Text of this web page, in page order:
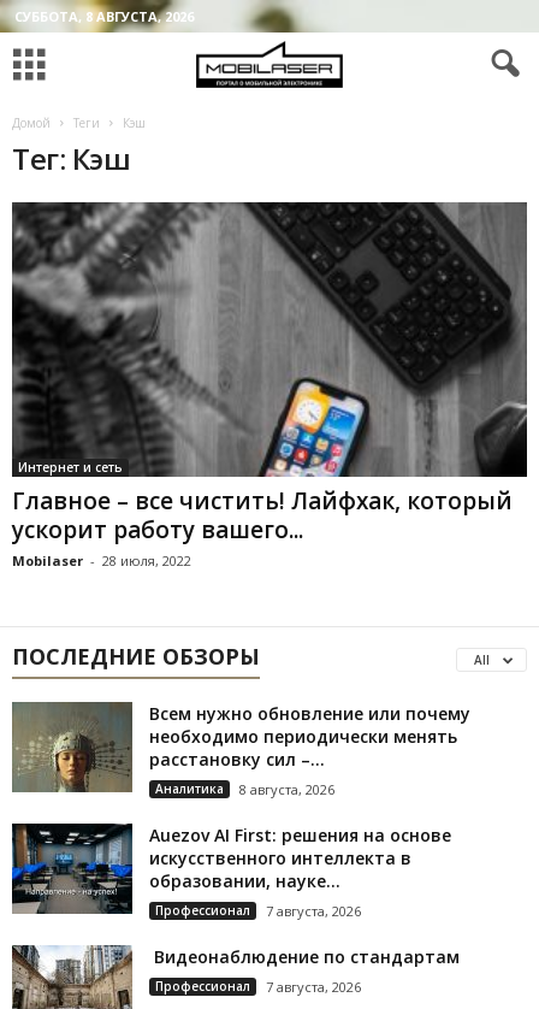
СУББОТА, 8 АВГУСТА, 2026
Домой Теги Кэш
Тег: Кэш
Интернет и сеть
Главное – все чистить! Лайфхак, который
ускорит работу вашего...
Mobilaser - 28 июля, 2022
ПОСЛЕДНИЕ ОБЗОРЫ All
Всем нужно обновление или почему
необходимо периодически менять
расстановку сил –...
Аналитика 8 августа, 2026
Auezov AI First: решения на основе
искусственного интеллекта в
образовании, науке...
Профессионал 7 августа, 2026
Видеонаблюдение по стандартам
Профессионал 7 августа, 2026